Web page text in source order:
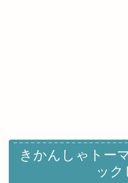
きかんしゃトー
ック